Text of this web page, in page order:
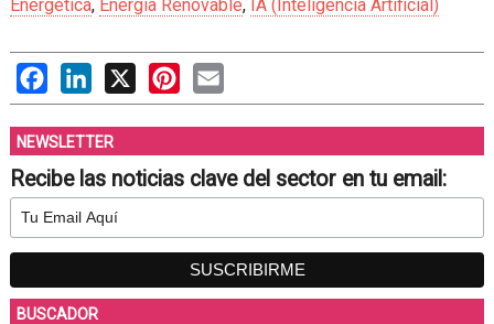
Energética, Energía Renovable, IA (Inteligencia Artificial)
FacebookLinkedIn
X PinterestEmail
NEWSLETTER
Recibe las noticias clave del sector en tu email:
BUSCADOR